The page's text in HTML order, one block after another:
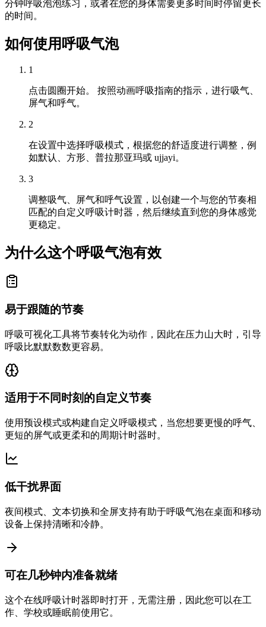
分钟呼吸泡泡练习，或者在您的身体需要更多时间时停留更长
的时间。
如何使用呼吸气泡
1
点击圆圈开始。 按照动画呼吸指南的指示，进行吸气、
屏气和呼气。
2
在设置中选择呼吸模式，根据您的舒适度进行调整，例
如默认、方形、普拉那亚玛或 ujjayi。
3
调整吸气、屏气和呼气设置，以创建一个与您的节奏相
匹配的自定义呼吸计时器，然后继续直到您的身体感觉
更稳定。
为什么这个呼吸气泡有效
易于跟随的节奏
呼吸可视化工具将节奏转化为动作，因此在压力山大时，引导
呼吸比默默数数更容易。
适用于不同时刻的自定义节奏
使用预设模式或构建自定义呼吸模式，当您想要更慢的呼气、
更短的屏气或更柔和的周期计时器时。
低干扰界面
夜间模式、文本切换和全屏支持有助于呼吸气泡在桌面和移动
设备上保持清晰和冷静。
可在几秒钟内准备就绪
这个在线呼吸计时器即时打开，无需注册，因此您可以在工
作、学校或睡眠前使用它。